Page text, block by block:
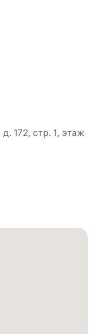
172, стр. 1, этаж